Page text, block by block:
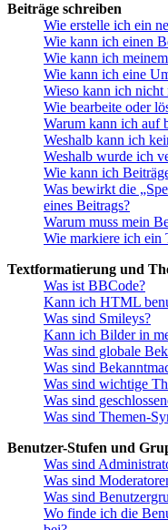
Beiträge schreiben
Wie erstelle ich ein
Wie kann ich einen
Wie kann ich
Wie kann ich eine
Wieso kann ich
Wie bearbeite oder
Warum kann ich auf
Weshalb kann ich
Weshalb wurde ich
Wie kann ich
Was bewirkt die
eines Beitrags?
Warum muss mein
Wie markiere ich ein
Textformatierung und
Was ist BBCode?
Kann ich HTML
Was sind Smileys?
Kann ich Bilder in
Was sind globale
Was sind
Was sind wichtige
Was sind
Was sind Themen-
Benutzer-Stufen und
Was sind
Was sind
Was sind
Wo finde ich die